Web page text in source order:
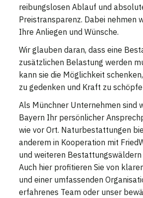
reibungslosen Ablauf und
Preistransparenz. Dabei nehmen
Ihre Anliegen und Wünsche.
Wir glauben daran, dass eine
zusätzlichen Belastung werden
kann sie die Möglichkeit
zu gedenken und Kraft zu
Als Münchner Unternehmen sind
Bayern Ihr persönlicher
wie vor Ort. Naturbestattungen
anderem in Kooperation mit
und weiteren Bestattungswäldern
Auch hier profitieren Sie von
und einer umfassenden
erfahrenes Team oder unser